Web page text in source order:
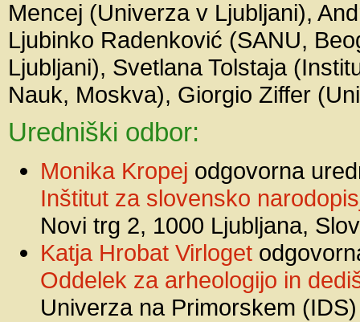
Mencej (Univerza v Ljubljani),
Ljubinko Radenković (SANU,
Ljubljani), Svetlana Tolstaja
Nauk, Moskva), Giorgio Ziffer
Uredniški odbor:
Monika Kropej odgovorna
Inštitut za slovensko
Novi trg 2, 1000 Ljubljana,
Katja Hrobat Virloget
Oddelek za arheologijo in
Univerza na Primorskem